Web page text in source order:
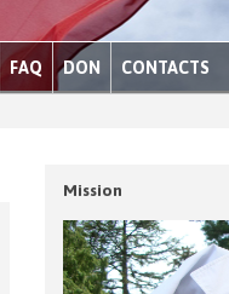
FAQ DON CONTACTS
Mission